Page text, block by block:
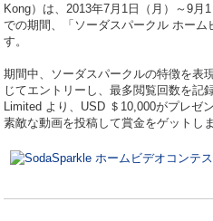
Kong）は、2013年7月1日（月）～9月
での期間、「ソーダスパークル ホーム
す。
期間中、ソーダスパークルの特徴を表
じてエントリーし、最多閲覧回数を記
Limited より、USD ＄10,000がプレゼ
素敵な動画を投稿して賞金をゲットし